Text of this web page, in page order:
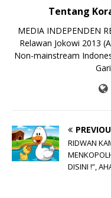
Tentang
MEDIA INDEPENDEN
Relawan Jokowi 2013
Non-mainstream
RIDWAN
DISINI !”,